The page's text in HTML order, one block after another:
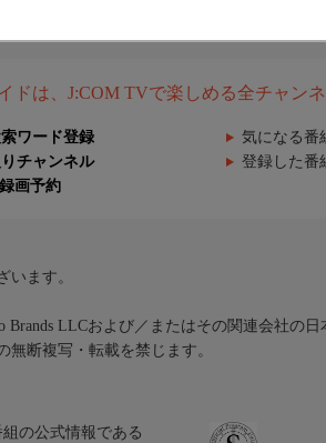
ドは、J:COM TVで楽しめる全チャン
ワード登録 気になる番
チャンネル 登録した番
画予約
います。
LLCおよび／またはその関連会社の
断複写・転載を禁じます。
の公式情報である